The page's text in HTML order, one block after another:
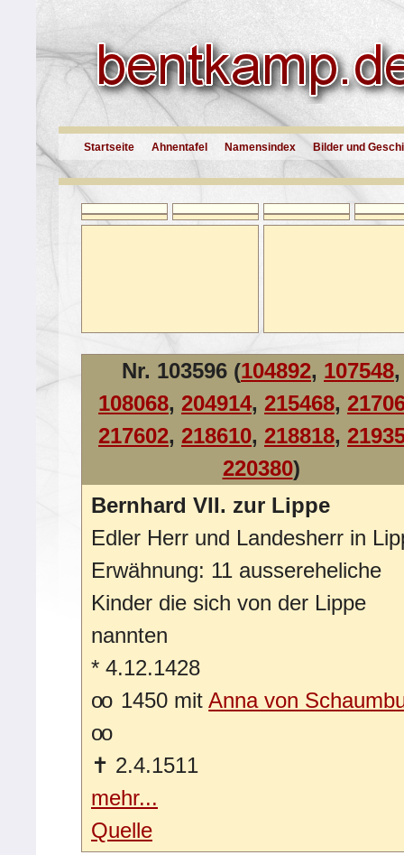
Startseite Ahnentafel Namensindex Bilder und
Nr. 103596 (104892, 107548,
108068, 204914, 215468,
217602, 218610, 218818,
220380)
Bernhard VII. zur Lippe
Edler Herr und Landesherr in
Erwähnung: 11 aussereheliche
Kinder die sich von der Lippe
nannten
* 4.12.1428
oo 1450 mitAnna von
oo
✝ 2.4.1511
mehr...
Quelle